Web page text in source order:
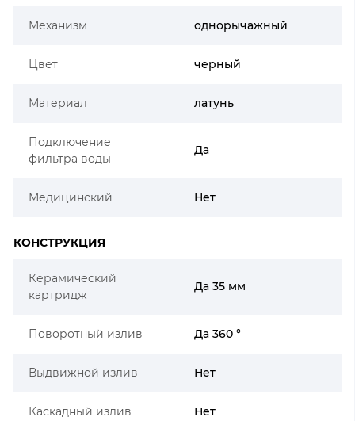
Механизм однорычажный
Цвет черный
Материал латунь
Подключение
фильтра воды
Да
Медицинский Нет
КОНСТРУКЦИЯ
Керамический
картридж
Да 35 мм
Поворотный излив Да 360 °
Выдвижной излив Нет
Каскадный излив Нет